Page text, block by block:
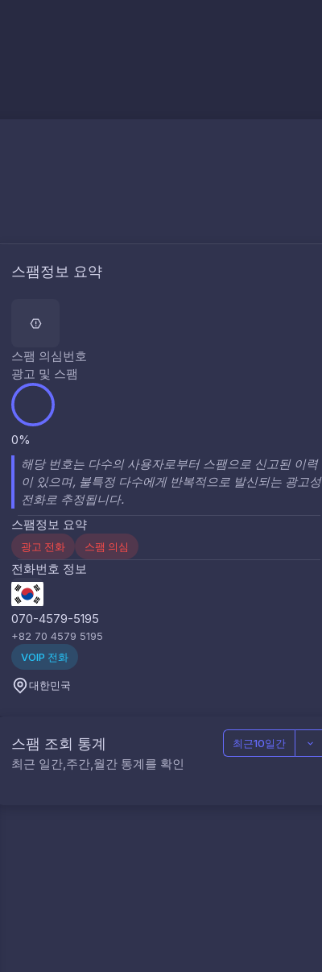
스팸정보 요약
스팸 의심번호
광고 및 스팸
0%
해당 번호는 다수의 사용자로부터 스팸으로 신고된 이력
이 있으며, 불특정 다수에게 반복적으로 발신되는 광고성
전화로 추정됩니다.
스팸정보 요약
광고 전화 스팸 의심
전화번호 정보
070-4579-5195
+82 70 4579 5195
VOIP 전화
대한민국
스팸 조회 통계
최근 일간,주간,월간 통계를 확인
최근10일간